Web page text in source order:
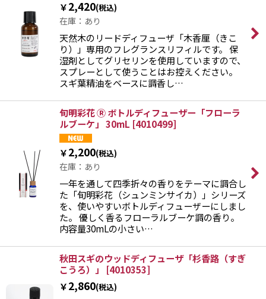
￥2,420(税込)
在庫：あり
天然木のリードディフューザ「木香厘（きこ
り）」専用のフレグランスリフィルです。 保
湿剤としてグリセリンを使用していますので、
スプレーとして使うことはお控えください。
スギ葉精油をベースに調香し…
旬明彩花 Ⓡ ボトルディフューザー「フローラ
ルブーケ」 30mL [4010499]
￥2,200(税込)
在庫：あり
一年を通して四季折々の香りをテーマに調合し
た「旬明彩花（シュンミンサイカ）」シリーズ
を、使いやすいボトルディフューザーにしまし
た。 優しく香るフローラルブーケ調の香り。
内容量30mLの小さい…
秋田スギのウッドディフューザ「杉香路（すぎ
こうろ）」
[4010353]
￥2,860(税込)